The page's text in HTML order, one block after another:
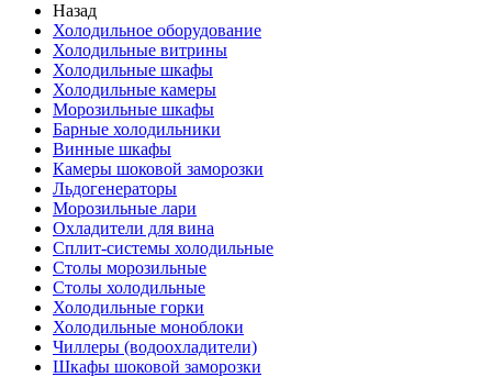
Назад
Холодильное оборудование
Холодильные витрины
Холодильные шкафы
Холодильные камеры
Морозильные шкафы
Барные холодильники
Винные шкафы
Камеры шоковой заморозки
Льдогенераторы
Морозильные лари
Охладители для вина
Сплит-системы холодильные
Столы морозильные
Столы холодильные
Холодильные горки
Холодильные моноблоки
Чиллеры (водоохладители)
Шкафы шоковой заморозки